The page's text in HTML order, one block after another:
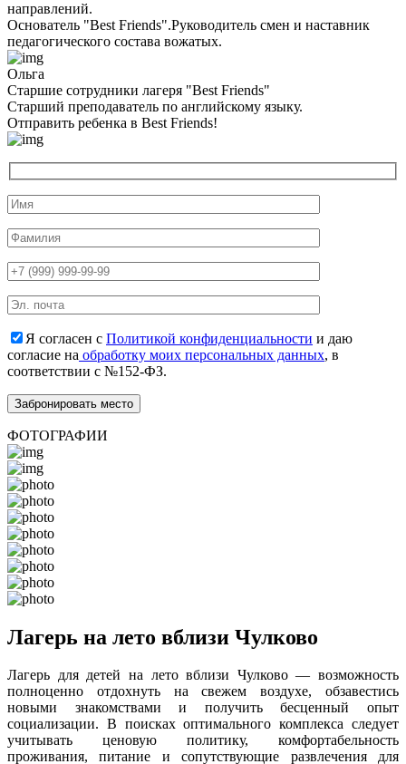
направлений.
Основатель "Best Friends".Руководитель смен и наставник
педагогического состава вожатых.
Ольга
Старшие сотрудники лагеря "Best Friends"
Cтарший преподаватель по английскому языку.
Отправить ребенка в Best Friends!
Я согласен с Политикой конфиденциальности и даю
согласие на обработку моих персональных данных, в
соответствии с №152-ФЗ.
ФОТОГРАФИИ
Лагерь на лето вблизи Чулково
Лагерь для детей на лето вблизи Чулково — возможность
полноценно отдохнуть на свежем воздухе, обзавестись
новыми знакомствами и получить бесценный опыт
социализации. В поисках оптимального комплекса следует
учитывать ценовую политику, комфортабельность
проживания, питание и сопутствующие развлечения для